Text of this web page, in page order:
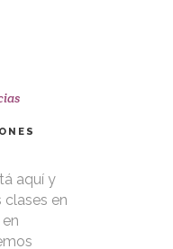
aquí y
clases en